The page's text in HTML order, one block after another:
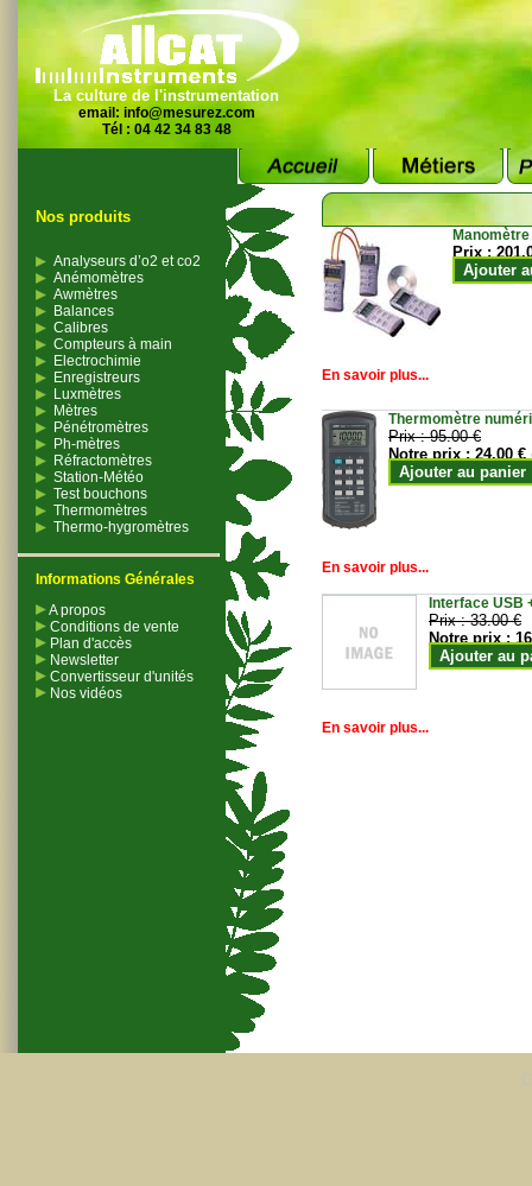
La culture de l'instrumentation
email: info@mesurez.com
Tél : 04 42 34 83 48
Nos produits
Analyseurs d’o2 et co2
Anémomètres
Awmètres
Balances
Calibres
Compteurs à main
Electrochimie
Enregistreurs
Luxmètres
Mètres
Pénétromètres
Ph-mètres
Réfractomètres
Station-Météo
Test bouchons
Thermomètres
Thermo-hygromètres
Informations Générales
A propos
Conditions de vente
Plan d'accès
Newsletter
Convertisseur d'unités
Nos vidéos
Prix :
Ajouter
En savoir plus...
Thermomètre
Prix :95.00 €
Notre prix :24.00 €
Ajouter au panier
En savoir plus...
Interface USB
Prix :33.00 €
Notre prix :
Ajouter au
En savoir plus...